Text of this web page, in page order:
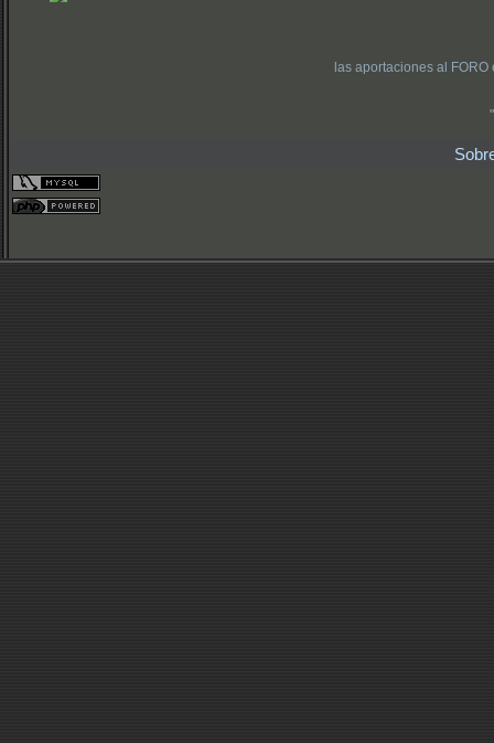
las aportaciones al